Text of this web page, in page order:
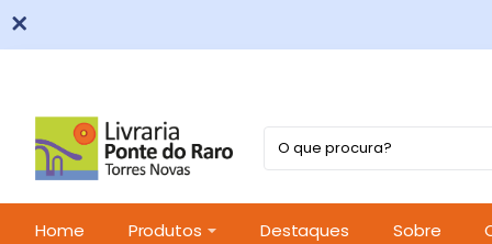
que
Home Produtos Destaques Sobre